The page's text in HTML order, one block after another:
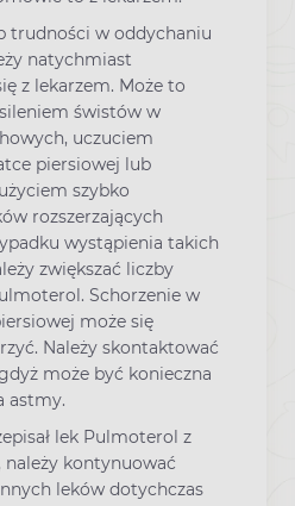
trudności w oddychaniu
natychmiast
z lekarzem. Może to
świstów w
uczuciem
piersiowej lub
szybko
rozszerzających
wystąpienia takich
zwiększać liczby
Schorzenie w
może się
Należy skontaktować
może być konieczna
astmy.
lek Pulmoterol z
kontynuować
leków dotychczas